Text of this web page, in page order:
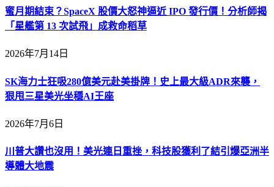
蜜月期結束？SpaceX 股價大怒神逼近 IPO 發行價！分析師揭
「星艦第 13 次試飛」成救命稻草
2026年7月14日
SK海力士狂吸280億美元赴美掛牌！史上最大級ADR來襲，
狠甩三星美光坐穩AI王座
2026年7月6日
川普大讚也沒用！美光連日重挫，科技股獲利了結引爆亞洲半
導體大地震